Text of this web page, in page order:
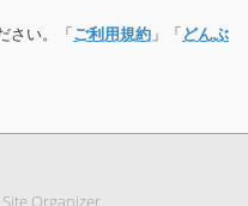
さい。「 ご利用規約 」「 どんぶ
Organizer